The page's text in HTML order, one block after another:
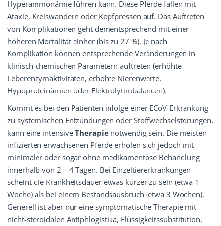
Hyperammonämie führen kann. Diese Pferde fallen mit
Ataxie, Kreiswandern oder Kopfpressen auf. Das Auftreten
von Komplikationen geht dementsprechend mit einer
höheren Mortalität einher (bis zu 27 %). Je nach
Komplikation können entsprechende Veränderungen in
klinisch-chemischen Parametern auftreten (erhöhte
Leberenzymaktivitäten, erhöhte Nierenwerte,
Hypoproteinämien oder Elektrolytimbalancen).
Kommt es bei den Patienten infolge einer ECoV-Erkrankung
zu systemischen Entzündungen oder Stoffwechselstörungen,
kann eine intensive Therapie notwendig sein. Die meisten
infizierten erwachsenen Pferde erholen sich jedoch mit
minimaler oder sogar ohne medikamentöse Behandlung
innerhalb von 2 – 4 Tagen. Bei Einzeltiererkrankungen
scheint die Krankheitsdauer etwas kürzer zu sein (etwa 1
Woche) als bei einem Bestandsausbruch (etwa 3 Wochen).
Generell ist aber nur eine symptomatische Therapie mit
nicht-steroidalen Antiphlogistika, Flüssigkeitssubstitution,